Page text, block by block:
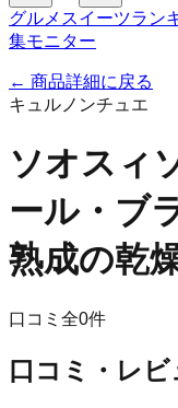
グルメ スイーツラン
集モニター
← 商品詳細に戻る
キュルノンチュエ
ソオスィ
ール・ブ
熟成の乾
口コミ全0件
口コミ・レビ